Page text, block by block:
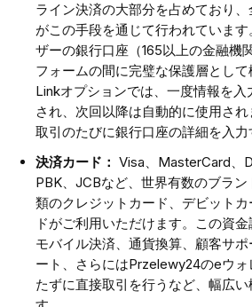
ライン決済の大部分を占めており
がこの手段を通じて行われていま
ザーの銀行口座（165以上の金融機
フォームの間に完璧な保護層とし
Linkオプションでは、一度情報を
され、次回以降は自動的に使用され
取引のたびに銀行口座の詳細を入力
決済カード： Visa、MasterCard、
PBK、JCBなど、世界有数のブラ
類のクレジットカード、デビット
ドがご利用いただけます。この資金
モバイル決済、通貨換算、顧客サ
ート、さらにはPrzelewy24のeウ
たずに直接取引を行うなど、幅広